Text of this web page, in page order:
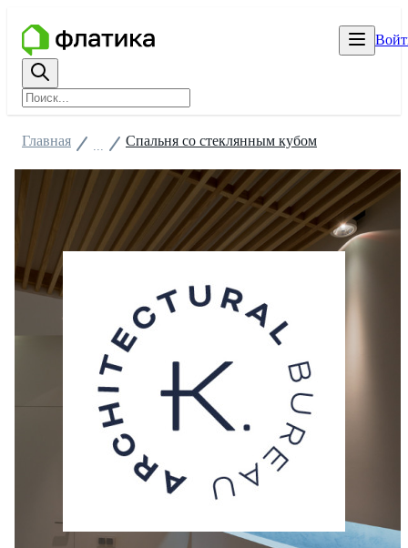
Главная Спальня со стеклянным кубом